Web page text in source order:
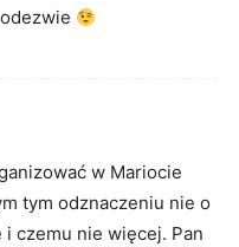
w Mariocie
tym odznaczeniu nie o
czemu nie więcej. Pan